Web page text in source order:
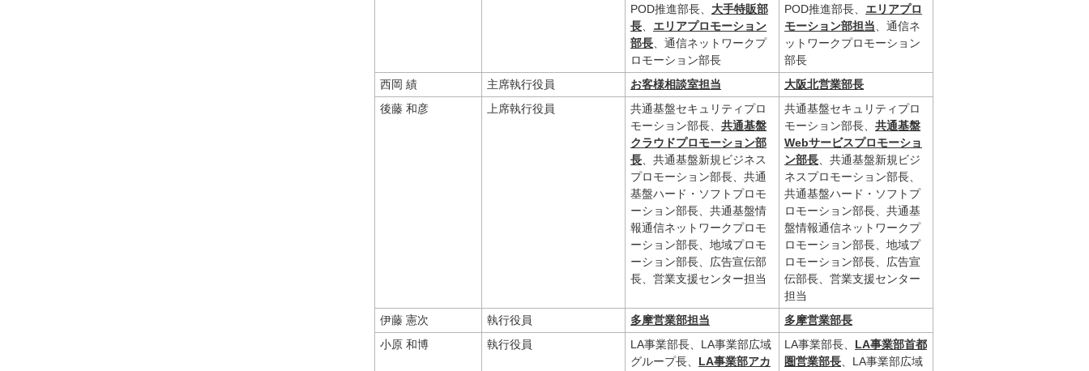
POD推進部長、 大手特販部
長
エリアプロモーション
部長 、通信ネットワークプ
ロモーション部長
POD推進部長、 エリアプロ
モーション部担当 、通信ネ
ットワークプロモーション
部長
西岡 績
主席執行役員 お客様相談室担当
大阪北営業部長
後藤 和彦
上席執行役員
共通基盤セキュリティプロ
モーション部長、 共通基盤
クラウドプロモーション部
長 、共通基盤新規ビジネス
プロモーション部長、共通
基盤ハード・ソフトプロモ
ーション部長、共通基盤情
報通信ネットワークプロモ
ーション部長、地域プロモ
ーション部長、広告宣伝部
長、営業支援センター担当
共通基盤セキュリティプロ
モーション部長、 共通基盤
Webサービスプロモーショ
ン部長 、共通基盤新規ビジ
ネスプロモーション部長、
共通基盤ハード・ソフトプ
ロモーション部長、共通基
盤情報通信ネットワークプ
ロモーション部長、地域プ
ロモーション部長、広告宣
伝部長、営業支援センター
担当
伊藤 憲次
執行役員 多摩営業部担当
多摩営業部長
小原 和博
執行役員
LA事業部長、LA事業部広域
グループ長、 LA事業部アカ
LA事業部長、 LA事業部首都
圏営業部長 、LA事業部広域